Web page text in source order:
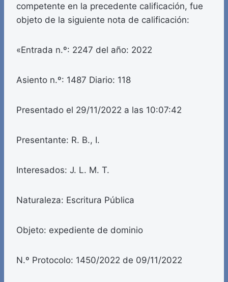
competente en la precedente calificación, fue
objeto de la siguiente nota de calificación:
«Entrada n.º: 2247 del año: 2022
Asiento n.º: 1487 Diario: 118
Presentado el 29/11/2022 a las 10:07:42
Presentante: R. B., I.
Interesados: J. L. M. T.
Naturaleza: Escritura Pública
Objeto: expediente de dominio
N.º Protocolo: 1450/2022 de 09/11/2022